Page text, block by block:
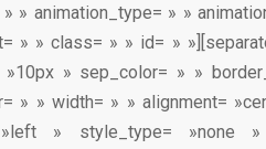
» animation_type= » »
» » class= » » id= »
»10px » sep_color= » »
» » width= » » alignment=
»left » style_type=